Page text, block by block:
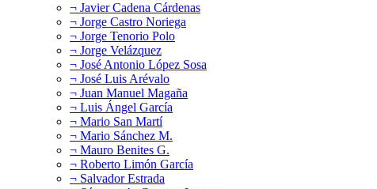
¬ Javier Cadena Cárdenas
¬ Jorge Castro Noriega
¬ Jorge Tenorio Polo
¬ Jorge Velázquez
¬ José Antonio López Sosa
¬ José Luis Arévalo
¬ Juan Manuel Magaña
¬ Luis Ángel García
¬ Mario San Martí
¬ Mario Sánchez M.
¬ Mauro Benites G.
¬ Roberto Limón García
¬ Salvador Estrada